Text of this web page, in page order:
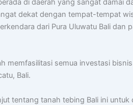
di daerah yang sangat damai
dekat dengan tempat-tempat
dari Pura Uluwatu Bali dan
memfasilitasi semua investasi
Bali.
tentang tanah tebing Bali ini untuk